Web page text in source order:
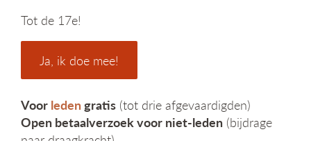
Tot de 17e!
Ja, ik doe mee!
Voor ledengratis (tot drie afgevaardigden)
Open betaalverzoek voor niet-leden (bijdrage